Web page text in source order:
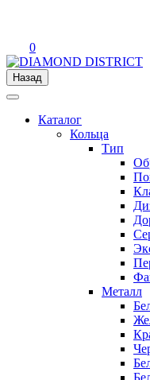
0
Назад
Каталог
Кольца
Тип
Металл